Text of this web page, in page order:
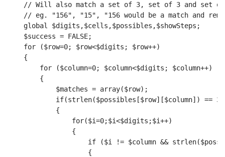
// Will also match a set of 3, set of 3 and set
// eg. "156", "15", "156 would be a match and
global $digits,$cells,$possibles,$showSteps;
$success = FALSE;
for ($row=0; $row<$digits; $row++)
{
for ($column=0; $column<$digits; $column++)
{
$matches = array($row);
if(strlen($possibles[$row][$column]) == 3)
{
for($i=0;$i<$digits;$i++)
{
if ($i != $column &&
{